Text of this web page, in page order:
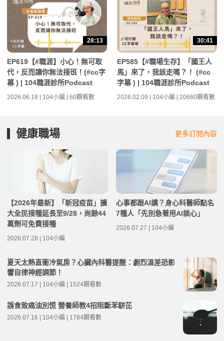
28:13
EP619【#職涯】小心！無可取
代，反而讓你無法接班！(#cc字
幕 ) | 104職涯診所Podcast
2026.06.18 | 104小編 | 60觀看數
30:41
EP585【#職場生存】「國王人
馬」來了，我該走嗎？！ (#cc
字幕 ) | 104職涯診所Podcast
2026.02.09 | 104小編 | 20660觀看數
健康職場 更多訂閱內容
【2026年最新】「新冠疫苗」擴
大全民接種延長至9/28，尚餘44
萬劑可免費接種
2026.07.28 | 104小編
心事都跟AI講？身心科醫師點名
7種人「先別急著用AI談心」
2026.07.27 | 104小編
夏天太熱直衝冷氣房？心臟內科醫提醒：劇烈溫差恐影
響自律神經調節！
2026.07.17 | 104小編 | 1524觀看數
誤食致癌油別慌 營養師教4招阻斷苯駢芘
2026.07.16 | 104小編 | 1784觀看數